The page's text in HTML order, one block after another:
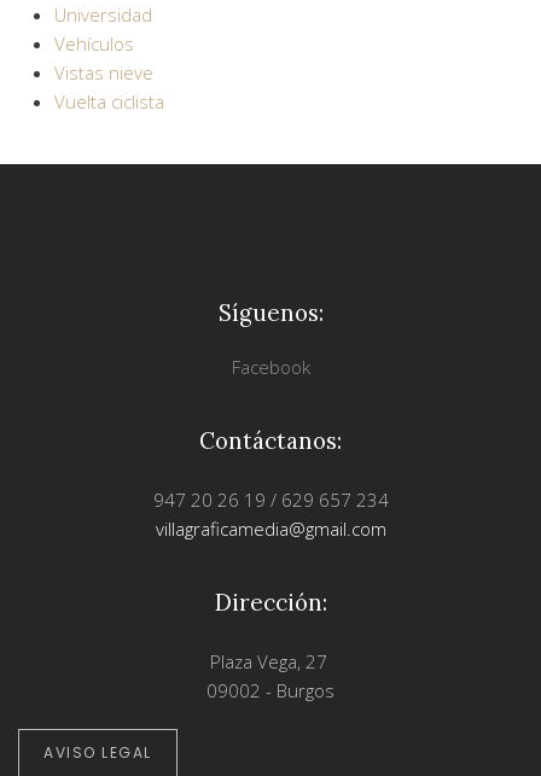
Universidad
Vehículos
Vistas nieve
Vuelta ciclista
Síguenos:
Facebook
Contáctanos:
947 20 26 19 / 629 657 234
villagraficamedia@gmail.com
Dirección:
Plaza Vega, 27
09002 - Burgos
AVISO LEGAL